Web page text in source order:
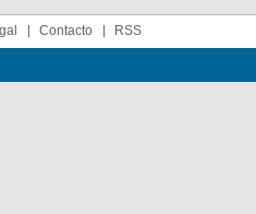
Contacto RSS